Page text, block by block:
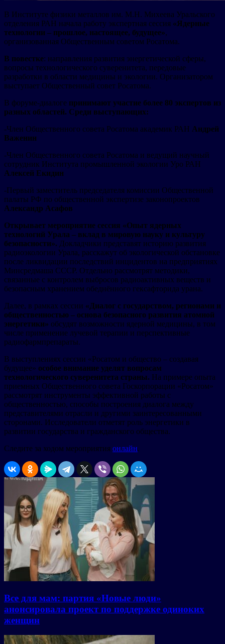
В Институте физики металлов им. М.Н. Михеева Уральского
отделения РАН начала работу экспертная сессия «Ядерные
технологии – прошлое, настоящее, будущее»,
организованная Общественным советом Росатома.
В повестке: направления развития энергетической сферы,
вопросы технологического суверенитета, передовые
разработки в области медицины и экологии. Организатором
выступает Общественный совет Росатома.
В форуме-диалоге принимают участие более 80 экспертов из
разных областей. Среди выступающих:
-Член Общественного совета Росатома академик РАН Андрей
Важенин
-Член Общественного совета Росатома и ведущий научный
сотрудник Института промышленной экологии Уро РАН
Алексей Екидин
-Первый заместитель председателя комиссии Общественной
палаты РФ по общественной экспертизе законопроектов
Александр Асафов
Открывает мероприятие сессия «Опыт ядерных
технологий Урала – вклад в мировую науку и культуру
безопасности». Докладчики представят историю развития
радиоэкологии Урала, расскажут об экологической обстановке
после ликвидации последствий инцидентов на предприятиях
Минсредмаша СССР. Отдельно рассмотрят методики,
связанные с контролем выбросов радиоактивных веществ и
безопасным хранением обеднённого гексафторида урана.
Далее, в рамках сессии «Диалог с государством, регионами и
общественностью – основа безопасного развития атомной
энергетики» обсудят возможности ядерной медицины, в том
числе применение лучевой терапии и перспективные
радиофармпрепараты.
В выступлениях сессии «Росатом и общество – создавая
будущее» особое внимание уделят вопросам
технологического суверенитета страны. На примере опыта
приемных Общественного совета Госкорпорации «Росатом»
рассмотрят инструменты эффективной работы с
общественностью, способы построения диалога между
представителями отрасли и другими заинтересованными
сторонами. Исследователи отметят роль энергетики в
развитии государства и гражданского общества.
Следите за ходом мероприятия онлайн.
Все для мам: партия «Новые люди»
анонсировала проект по поддержке одиноких
женщин